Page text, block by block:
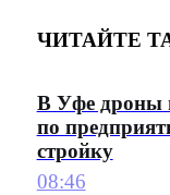
ЧИТАЙТЕ
В Уфе дроны
по
стройку
08:46